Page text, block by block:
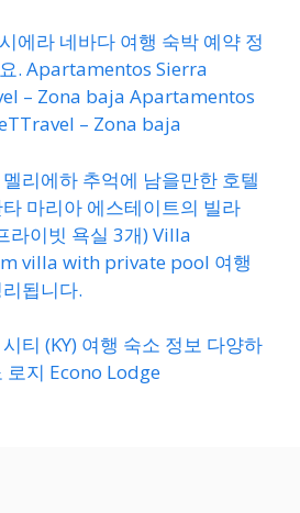
에라 네바다 여행 숙박 예약 정
. Apartamentos Sierra
– Zona baja Apartamentos
– Zona baja
리에하 추억에 남을만한 호텔
마리아 에스테이트의 빌라
라이빗 욕실 3개) Villa
villa with private pool 여행
됩니다.
티 (KY) 여행 숙소 정보 다양하
로지 Econo Lodge